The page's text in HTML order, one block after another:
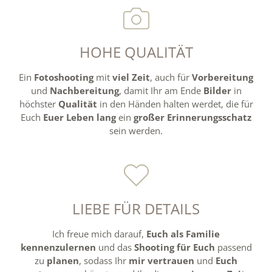
HOHE QUALITÄT
Ein Fotoshootingmit viel Zeit, auch für Vorbereitung
und Nachbereitung, damit Ihr am Ende Bilderin
höchster Qualität in den Händen halten werdet, die für
Euch Euer Leben langein großer Erinnerungsschatz
sein werden.
LIEBE FÜR DETAILS
Ich freue mich darauf, Euch als Familie
kennenzulernen und das Shooting für Euch passend
zu planen, sodass Ihr mir vertrauen und Euch